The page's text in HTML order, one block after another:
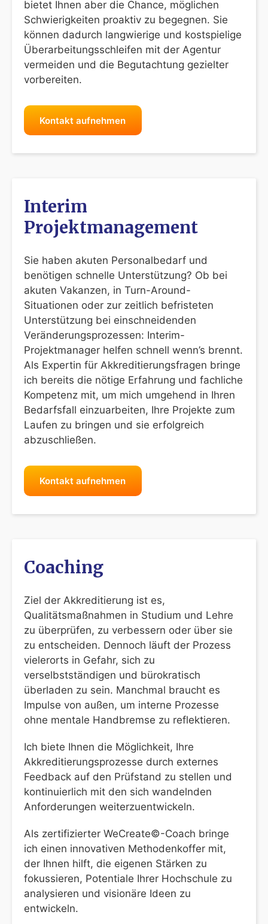
bietet Ihnen aber die Chance, möglichen
Schwierigkeiten proaktiv zu begegnen. Sie
können dadurch langwierige und kostspielige
Überarbeitungsschleifen mit der Agentur
vermeiden und die Begutachtung gezielter
vorbereiten.
Kontakt aufnehmen
Interim
Projektmanagement
Sie haben akuten Personalbedarf und
benötigen schnelle Unterstützung? Ob bei
akuten Vakanzen, in Turn-Around-
Situationen oder zur zeitlich befristeten
Unterstützung bei einschneidenden
Veränderungsprozessen: Interim-
Projektmanager helfen schnell wenn’s brennt.
Als Expertin für Akkreditierungsfragen bringe
ich bereits die nötige Erfahrung und fachliche
Kompetenz mit, um mich umgehend in Ihren
Bedarfsfall einzuarbeiten, Ihre Projekte zum
Laufen zu bringen und sie erfolgreich
abzuschließen.
Kontakt aufnehmen
Coaching
Ziel der Akkreditierung ist es,
Qualitätsmaßnahmen in Studium und Lehre
zu überprüfen, zu verbessern oder über sie
zu entscheiden. Dennoch läuft der Prozess
vielerorts in Gefahr, sich zu
verselbstständigen und bürokratisch
überladen zu sein. Manchmal braucht es
Impulse von außen, um interne Prozesse
ohne mentale Handbremse zu reflektieren.
Ich biete Ihnen die Möglichkeit, Ihre
Akkreditierungsprozesse durch externes
Feedback auf den Prüfstand zu stellen und
kontinuierlich mit den sich wandelnden
Anforderungen weiterzuentwickeln.
Als zertifizierter WeCreate©-Coach bringe
ich einen innovativen Methodenkoffer mit,
der Ihnen hilft, die eigenen Stärken zu
fokussieren, Potentiale Ihrer Hochschule zu
analysieren und visionäre Ideen zu
entwickeln.